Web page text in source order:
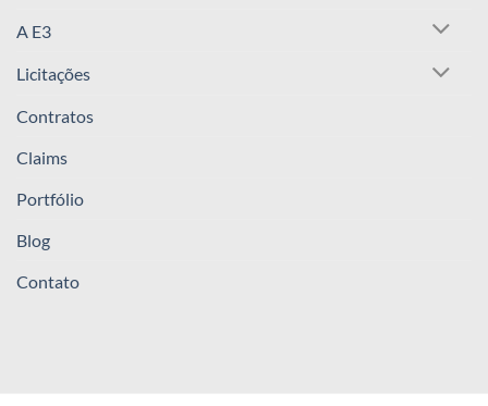
A E3
Licitações
Contratos
Claims
Portfólio
Blog
Contato